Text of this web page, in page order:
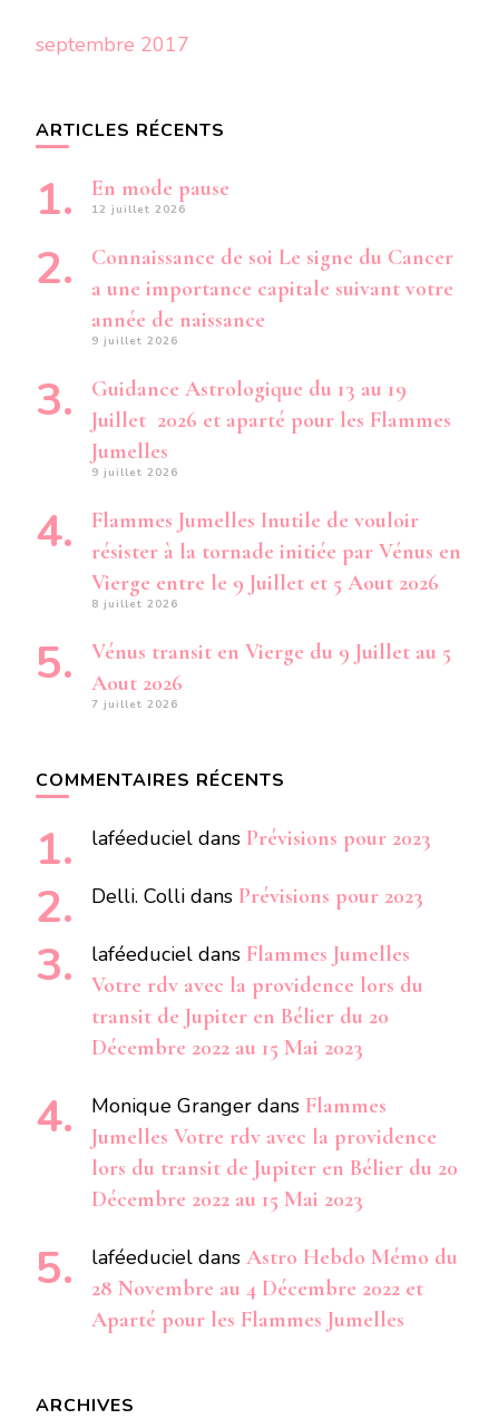
septembre 2017
ARTICLES RÉCENTS
En mode pause
12 juillet 2026
Connaissance de soi Le signe du Cancer
a une importance capitale suivant votre
année de naissance
9 juillet 2026
Guidance Astrologique du 13 au 19
Juillet 2026 et aparté pour les Flammes
Jumelles
9 juillet 2026
Flammes Jumelles Inutile de vouloir
résister à la tornade initiée par Vénus en
Vierge entre le 9 Juillet et 5 Aout 2026
8 juillet 2026
Vénus transit en Vierge du 9 Juillet au 5
Aout 2026
7 juillet 2026
COMMENTAIRES RÉCENTS
laféeduciel dans Prévisions pour 2023
Delli. Colli dans Prévisions pour 2023
laféeduciel dans Flammes Jumelles
Votre rdv avec la providence lors du
transit de Jupiter en Bélier du 20
Décembre 2022 au 15 Mai 2023
Monique Granger dans Flammes
Jumelles Votre rdv avec la providence
lors du transit de Jupiter en Bélier du 20
Décembre 2022 au 15 Mai 2023
laféeduciel dans Astro Hebdo Mémo du
28 Novembre au 4 Décembre 2022 et
Aparté pour les Flammes Jumelles
ARCHIVES